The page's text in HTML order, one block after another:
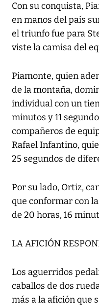
Con su conquista,
en manos del país
el triunfo fue para
viste la camisa del
Piamonte, quien
de la montaña,
individual con un
minutos y 11
compañeros de
Rafael Infantino,
25 segundos de
Por su lado, Ortiz,
que conformar con
de 20 horas, 16
LA AFICIÓN
Los aguerridos
caballos de dos
más a la afición que